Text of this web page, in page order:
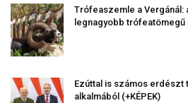
Trófeaszemle a
legnagyobb trófeatömegű
Ezúttal is számos erdészt
alkalmából (+KÉPEK)